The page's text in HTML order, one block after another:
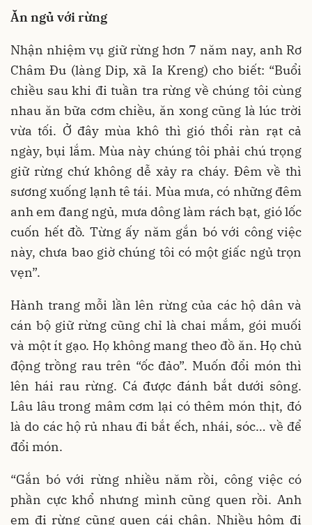
Ăn ngủ với rừng
Nhận nhiệm vụ giữ rừng hơn 7 năm nay, anh Rơ
Châm Đu (làng Dip, xã Ia Kreng) cho biết: “Buổi
chiều sau khi đi tuần tra rừng về chúng tôi cùng
nhau ăn bữa cơm chiều, ăn xong cũng là lúc trời
vừa tối. Ở đây mùa khô thì gió thổi ràn rạt cả
ngày, bụi lắm. Mùa này chúng tôi phải chú trọng
giữ rừng chứ không dễ xảy ra cháy. Đêm về thì
sương xuống lạnh tê tái. Mùa mưa, có những đêm
anh em đang ngủ, mưa dông làm rách bạt, gió lốc
cuốn hết đồ. Từng ấy năm gắn bó với công việc
này, chưa bao giờ chúng tôi có một giấc ngủ trọn
vẹn”.
Hành trang mỗi lần lên rừng của các hộ dân và
cán bộ giữ rừng cũng chỉ là chai mắm, gói muối
và một ít gạo. Họ không mang theo đồ ăn. Họ chủ
động trồng rau trên “ốc đảo”. Muốn đổi món thì
lên hái rau rừng. Cá được đánh bắt dưới sông.
Lâu lâu trong mâm cơm lại có thêm món thịt, đó
là do các hộ rủ nhau đi bắt ếch, nhái, sóc… về để
đổi món.
“Gắn bó với rừng nhiều năm rồi, công việc có
phần cực khổ nhưng mình cũng quen rồi. Anh
em đi rừng cũng quen cái chân. Nhiều hôm đi